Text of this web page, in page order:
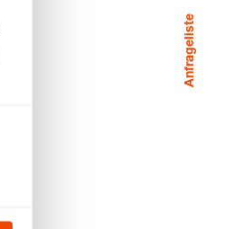
Anfrageliste